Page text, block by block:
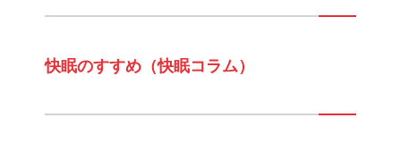
快眠のすすめ（快眠コラム）